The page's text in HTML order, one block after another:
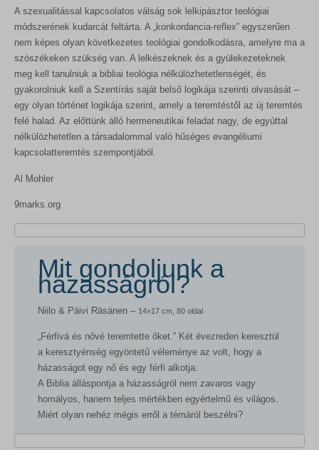
A szexualitással kapcsolatos válság sok lelkipásztor teológiai
módszerének kudarcát feltárta. A „konkordancia-reflex” egyszerűen
nem képes olyan következetes teológiai gondolkodásra, amelyre ma a
szószékeken szükség van. A lelkészeknek és a gyülekezeteknek
meg kell tanulniuk a bibliai teológia nélkülözhetetlenségét, és
gyakorolniuk kell a Szentírás saját belső logikája szerinti olvasását –
egy olyan történet logikája szerint, amely a teremtéstől az új teremtés
felé halad. Az előttünk álló hermeneutikai feladat nagy, de egyúttal
nélkülözhetetlen a társadalommal való hűséges evangéliumi
kapcsolatteremtés szempontjából.
Al Mohler
9marks.org
Mit gondoljunk a
házasságról?
Niilo & Päivi Räsänen – 14×17 cm, 80 oldal
„Férfivá és nővé teremtette őket.” Két évezreden keresztül
a keresztyénség egyöntetű véleménye az volt, hogy a
házasságot egy nő és egy férfi alkotja.
A Biblia álláspontja a házasságról nem zavaros vagy
homályos, hanem teljes mértékben egyértelmű és világos.
Miért olyan nehéz mégis erről a témáról beszélni?